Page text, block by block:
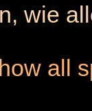
wie
all